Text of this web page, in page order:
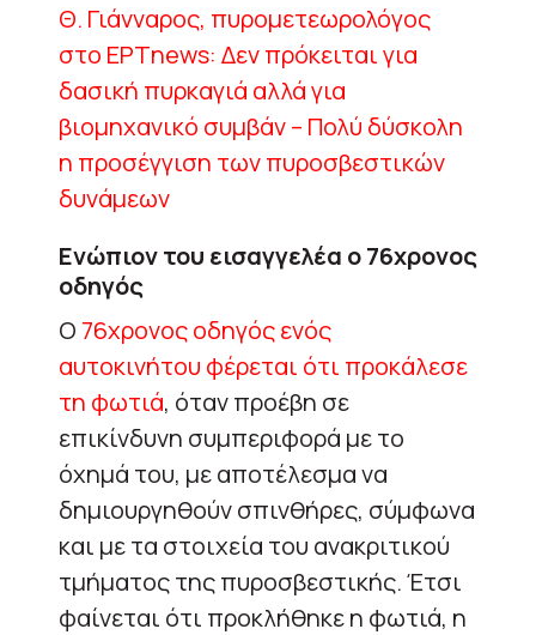
Θ. Γιάνναρος, πυρομετεωρολόγος
στο ΕΡΤnews: Δεν πρόκειται για
δασική πυρκαγιά αλλά για
βιομηχανικό συμβάν – Πολύ δύσκολη
η προσέγγιση των πυροσβεστικών
δυνάμεων
Ενώπιον του εισαγγελέα ο 76χρονος
οδηγός
Ο 76χρονος οδηγός ενός
αυτοκινήτου φέρεται ότι προκάλεσε
τη φωτιά, όταν προέβη σε
επικίνδυνη συμπεριφορά με το
όχημά του, με αποτέλεσμα να
δημιουργηθούν σπινθήρες, σύμφωνα
και με τα στοιχεία του ανακριτικού
τμήματος της πυροσβεστικής. Έτσι
φαίνεται ότι προκλήθηκε η φωτιά, η